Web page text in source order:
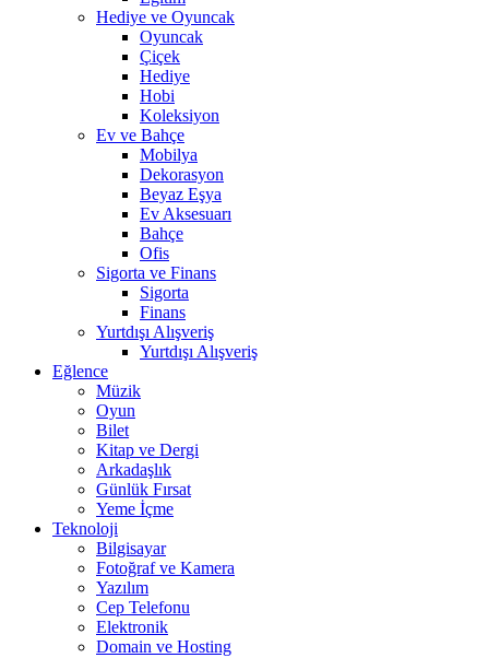
Hediye ve Oyuncak
Oyuncak
Çiçek
Hediye
Hobi
Koleksiyon
Ev ve Bahçe
Mobilya
Dekorasyon
Beyaz Eşya
Ev Aksesuarı
Bahçe
Ofis
Sigorta ve Finans
Sigorta
Finans
Yurtdışı Alışveriş
Yurtdışı Alışveriş
Eğlence
Müzik
Oyun
Bilet
Kitap ve Dergi
Arkadaşlık
Günlük Fırsat
Yeme İçme
Teknoloji
Bilgisayar
Fotoğraf ve Kamera
Yazılım
Cep Telefonu
Elektronik
Domain ve Hosting